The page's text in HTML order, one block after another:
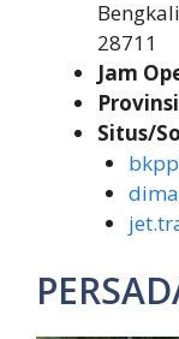
28711
Jam
Situs/